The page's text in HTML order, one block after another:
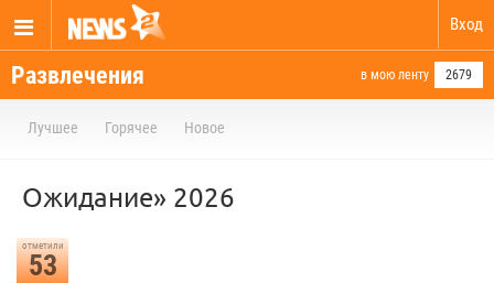
Вход
Развлечения в мою ленту 2679
Лучшее Горячее Новое
Ожидание» 2026
отметили
53